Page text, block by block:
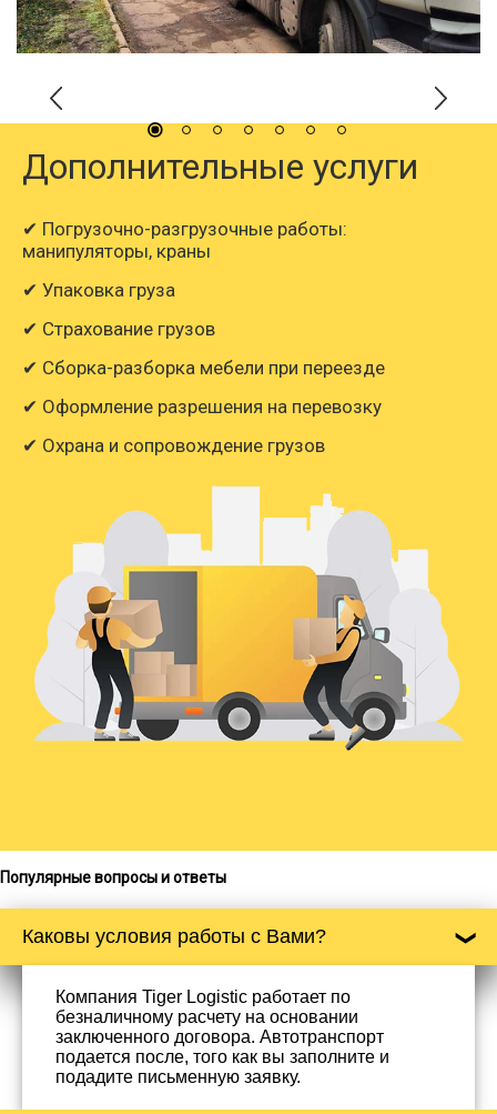
Дополнительные услуги
✔ Погрузочно-разгрузочные работы:
манипуляторы, краны
✔ Упаковка груза
✔ Страхование грузов
✔ Сборка-разборка мебели при переезде
✔ Оформление разрешения на перевозку
✔ Охрана и сопровождение грузов
Популярные вопросы и ответы
Каковы условия работы с Вами?
Компания Tiger Logistic работает по
безналичному расчету на основании
заключенного договора. Автотранспорт
подается после, того как вы заполните и
подадите письменную заявку.